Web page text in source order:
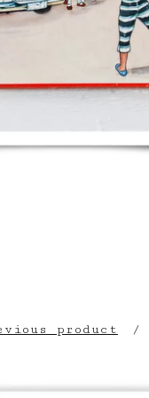
product